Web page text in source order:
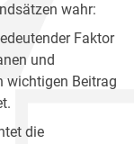
wahr:
Faktor
und
wichtigen Beitrag
die